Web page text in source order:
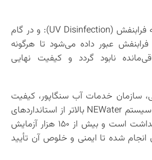
ضدعفونی با اشعه فرابنفش (UV Disinfection): و در گام
فرابنفش عبور داده می‌شود تا هرگونه
نابود گردد و کیفیت نهایی
سازمان خدمات آب سنگاپور، کیفیت
آب تولید شده در سیستم NEWater بالاتر از استانداردهای
سازمان جهانی بهداشت است و بیش از ۱۵۰ هزار آزمایش
شده تا ایمنی و خلوص آن تأیید